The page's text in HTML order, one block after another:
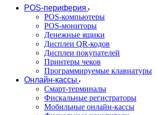
POS-периферия
POS-компьютеры
POS-мониторы
Денежные ящики
Дисплеи QR-кодов
Дисплеи покупателей
Принтеры чеков
Программируемые клавиатуры
Онлайн-кассы
Смарт-терминалы
Фискальные регистраторы
Мобильные онлайн-кассы